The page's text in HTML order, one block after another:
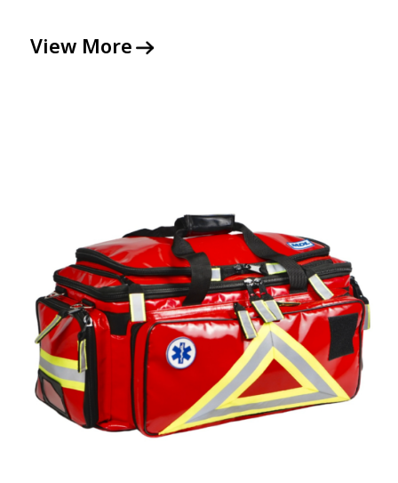
โพลีคาบอเนต
View More